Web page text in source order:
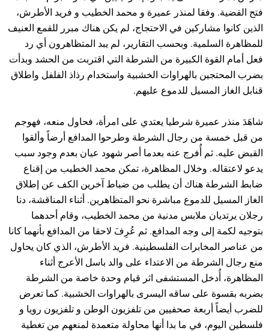
فتح القضية. وفقا لمنذر عميرة و محمد الخطيب و فريد الأطرش،
الذين كانوا مشاركين في الاحتجاج، لم يكن هناك مبرر للقمع العنيف
للمظاهرة السلمية. وبحسب التقارير، لم يبد المتظاهرون أي رد
فعل أمام القوة الكبيرة من الشرطة التي اقتربت من الحشد وبدأت
بضرب المحتجين بالهراوات الخشبية واستخدام رذاذ الفلفل واطلاق
قنابل الغاز المسيل للدموع عليهم.
شاهَدَ منذر عميرة شرطيا يعتدي على امرأة، فحاول منعه، فهوجم
من قبل خمسة من رجال الشرطة وطرحوا المدافع أرضاً وألقوا
القبض عليه. ثم أُفرج عنه بعدما أصر شهود عيان بعدم وجود سبب
يدعو لاعتقاله. وخلال المظاهرة، تمكن محمد الخطيب من إقناع
ضابط الشرطة هناك أن يطلب من ضباط آخرين الكف عن إطلاق
الغاز المسيل للدموع مباشرة نحو المتظاهرين. أثناء المناقشة، دنا
رجلان يرتديان ملابس مدنية من محمد الخطيب، وقام أحدهما
بتوجيه لكمة إلى وجه المدافع. ثم عُرِفَ لاحقا من المدافع بأنهما كانا
من عناصر المخابرات الفلسطينية. فريد الأطرش، الذي كان يحاول
منع رجال الشرطة من الاعتداء على والد باسل الأعرج أثناء
المظاهرة، أُدخل المستشفى اثر قيام وحدة خاصة من الشرطة
بضربه بقسوة على ساقه اليسرى بالهراوات الخشبية. كما تعرض
للضرب أيضاً أربعة صحفيين من تلفزيون الوطن و تلفزيون رويا و
فلسطين اليوم، في ما بدا أنها محاولة متعمدة لمنعهم من تغطية